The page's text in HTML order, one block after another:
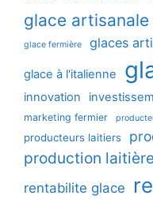
glace artisanale
glace fermière glaces
glace à l'italienne
innovation
marketing fermier
producteurs laitiers
production
rentabilite glace